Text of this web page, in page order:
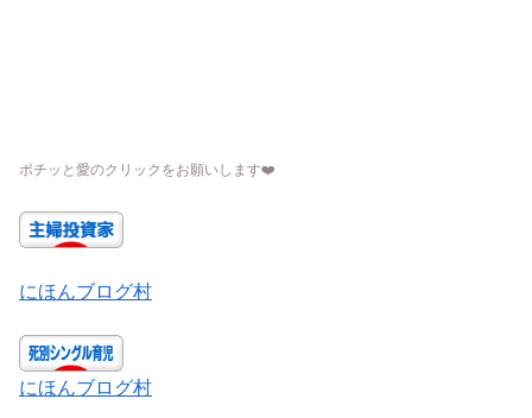
ポチッと愛のクリックをお願いします❤️
にほんブログ村
にほんブログ村